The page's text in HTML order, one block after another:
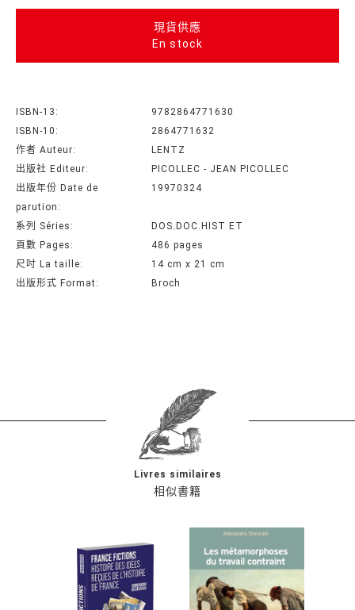
現貨供應
En stock
ISBN-13:
9782864771630
ISBN-10:
2864771632
作者 Auteur:
LENTZ
出版社 Editeur:
PICOLLEC - JEAN PICOLLEC
出版年份 Date de
parution:
19970324
系列 Séries:
DOS.DOC.HIST ET
頁數 Pages:
486 pages
尺吋 La taille:
14 cm x 21 cm
出版形式 Format:
Broch
相似書籍
Livres similaires